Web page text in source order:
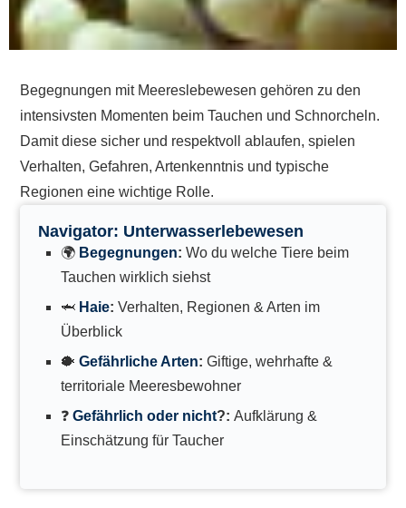
Begegnungen mit Meereslebewesen gehören zu den
intensivsten Momenten beim Tauchen und Schnorcheln.
Damit diese sicher und respektvoll ablaufen, spielen
Verhalten, Gefahren, Artenkenntnis und typische
Regionen eine wichtige Rolle.
Navigator: Unterwasserlebewesen
🌍 Begegnungen:Wo du welche Tiere beim
Tauchen wirklich siehst
🦈 Haie:Verhalten, Regionen & Arten im
Überblick
🐡Gefährliche Arten:Giftige, wehrhafte &
territoriale Meeresbewohner
❓Gefährlich oder nicht?:Aufklärung &
Einschätzung für Taucher